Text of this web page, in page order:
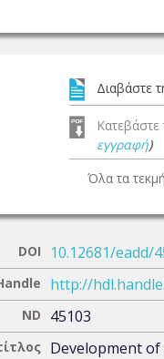
Διαβάστε
εγγραφή)
Όλα τα
DOI 10.12681/eadd/
http://
ND 45103
Development